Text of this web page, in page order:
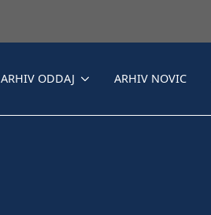
ARHIV ODDAJ ARHIV NOVIC